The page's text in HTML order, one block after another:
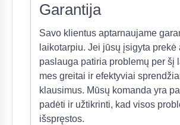
Garantija
Savo klientus aptarnaujame
laikotarpiu. Jei jūsų įsigyta prekė
paslauga patiria problemų per šį
mes greitai ir efektyviai
klausimus. Mūsų komanda yra
padėti ir užtikrinti, kad visos
išspręstos.